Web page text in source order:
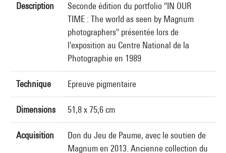
Description
Seconde édition du portfolio "IN OUR
TIME : The world as seen by Magnum
photographers" présentée lors de
l'exposition au Centre National de la
Photographie en 1989
Technique Epreuve pigmentaire
Dimensions 51,8 x 75,6 cm
Acquisition
Don du Jeu de Paume, avec le soutien de
Magnum en 2013. Ancienne collection du